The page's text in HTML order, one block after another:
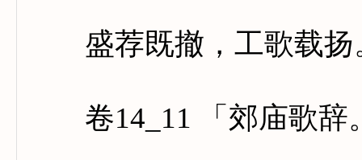
盛荐既撤，工歌载扬
卷14_11 「郊庙歌辞